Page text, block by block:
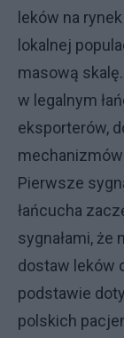
leków na
lokalnej
masową
w legalnym
eksporterów,
Pierwsze
łańcucha
sygnałami,
dostaw leków
podstawie
polskich